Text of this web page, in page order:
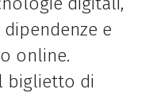
e
online.
biglietto di